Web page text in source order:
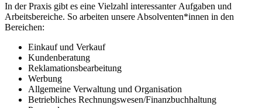
In der Praxis gibt es eine Vielzahl interessanter Aufgaben und
Arbeitsbereiche. So arbeiten unsere Absolventen*innen in den
Bereichen:
Einkauf und Verkauf
Kundenberatung
Reklamationsbearbeitung
Werbung
Allgemeine Verwaltung und Organisation
Betriebliches Rechnungswesen/Finanzbuchhaltung